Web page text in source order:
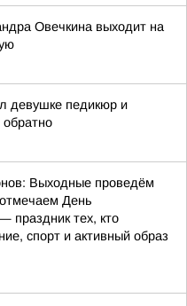
Овечкина выходит на
девушке педикюр и
обратно
Выходные проведём
День
праздник тех, кто
спорт и активный образ